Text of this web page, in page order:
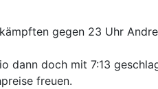
gegen 23 Uhr
dann doch mit 7:13
freuen.